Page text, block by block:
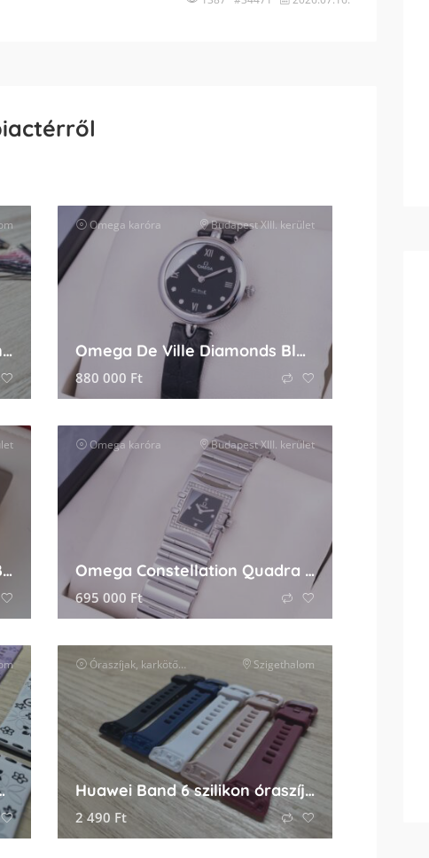
Apple Watch hand made (handmade) óraszíj
Omega karóra Budapest XIII. kerület
Omega De Ville Diamonds Black
880 000 Ft
Omega Seamaster Ceramic Black
Omega karóra Budapest XIII. kerület
Omega Constellation Quadra Diamond
695 000 Ft
óraszíj
Óraszíjak, karkötők és tartozékok óra kiegészítők
Szigethalom
Huawei Band 6 szilikon óraszíj eladó
2 490 Ft